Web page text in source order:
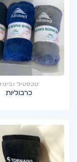
טקסטיל
כרבוליות